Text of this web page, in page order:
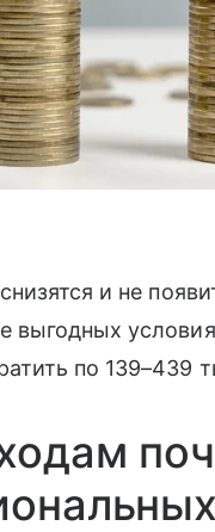
и не
выгодных
по 139–439